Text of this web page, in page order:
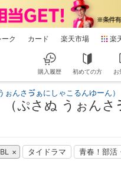
ク カード 楽天市場 楽
購入履歴 初めての方 お
んさゔぁにしゃこるんゆーん）
ぷさぬ うぉん
タイドラマ
青春！部活